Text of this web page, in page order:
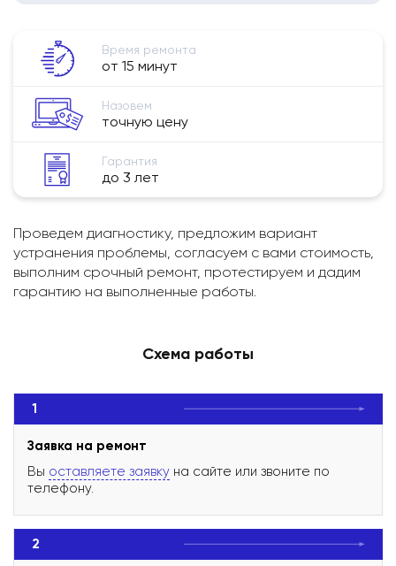
Время ремонта
от 15 минут
Назовем
точную цену
Гарантия
до 3 лет
Проведем диагностику, предложим вариант
устранения проблемы, согласуем с вами стоимость,
выполним срочный ремонт, протестируем и дадим
гарантию на выполненные работы.
Схема работы
1
Заявка на ремонт
Вы оставляете заявку на сайте или звоните по
телефону.
2